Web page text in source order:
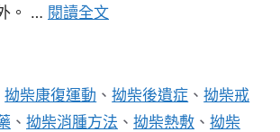
。 … 閱讀全文
拗柴康復運動 、拗柴後遺症 、拗柴戒
、 拗柴消腫方法 、 拗柴熱敷 、 拗柴